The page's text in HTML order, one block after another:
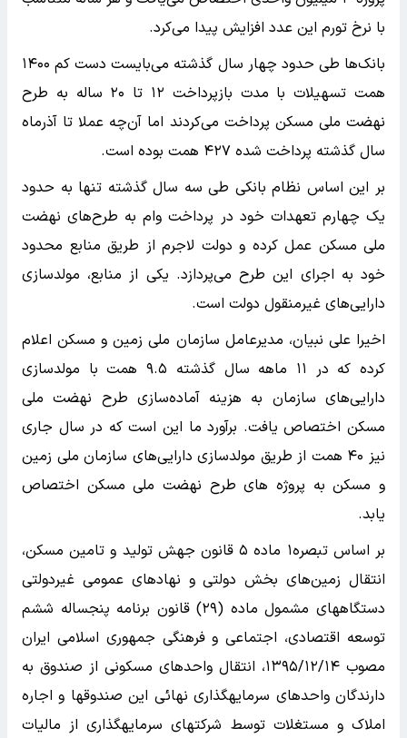
با نرخ تورم این عدد افزایش پیدا می‌کرد.
بانک‌ها طی حدود چهار سال گذشته می‌بایست دست کم ۱۴۰۰
همت تسهیلات با مدت بازپرداخت ۱۲ تا ۲۰ ساله به طرح
نهضت ملی مسکن پرداخت می‌کردند اما آن‌چه عملا تا آذرماه
سال گذشته پرداخت شده ۴۲۷ همت بوده است.
بر این اساس نظام بانکی طی سه سال گذشته تنها به حدود
یک چهارم تعهدات خود در پرداخت وام به طرح‌های نهضت
ملی مسکن عمل کرده و دولت لاجرم از طریق منابع محدود
خود به اجرای این طرح می‌پردازد. یکی از منابع، مولدسازی
دارایی‌های غیرمنقول دولت است.
اخیرا علی نبیان، مدیرعامل سازمان ملی زمین و مسکن اعلام
کرده که در ۱۱ ماهه سال گذشته ۹.۵ همت با مولدسازی
دارایی‌های سازمان به هزینه آماده‌سازی طرح نهضت ملی
مسکن اختصاص یافت. برآورد ما این است که در سال جاری
نیز ۴۰ همت از طریق مولدسازی دارایی‌های سازمان ملی زمین
و مسکن به پروژه های طرح نهضت ملی مسکن اختصاص
یابد.
بر اساس تبصره۱ ماده ۵ قانون جهش تولید و تامین مسکن،
انتقال زمین‌های بخش دولتی و نهادهای عمومی غیردولتی
دستگاههای مشمول ماده (۲۹) قانون برنامه پنجساله ششم
توسعه اقتصادی، اجتماعی و فرهنگی جمهوری اسلامی ایران
مصوب ۱۳۹۵/۱۲/۱۴، انتقال واحدهای مسکونی از صندوق به
دارندگان واحدهای سرمایه­گذاری نهائی این صندوق­ها و اجاره
املاک و مستغلات توسط شرکتهای سرمایه­گذاری از مالیات